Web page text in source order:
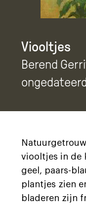
Viooltjes
Berend
viooltjes in de
geel, paars-
plantjes zien
bladeren zijn